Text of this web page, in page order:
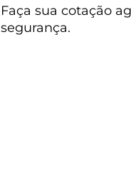
Faça sua cotação
segurança.